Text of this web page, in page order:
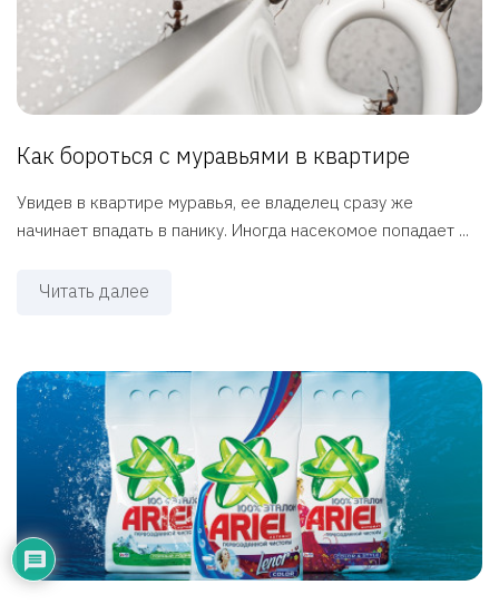
Как бороться с муравьями в квартире
Увидев в квартире муравья, ее владелец сразу же
начинает впадать в панику. Иногда насекомое попадает ...
Читать далее